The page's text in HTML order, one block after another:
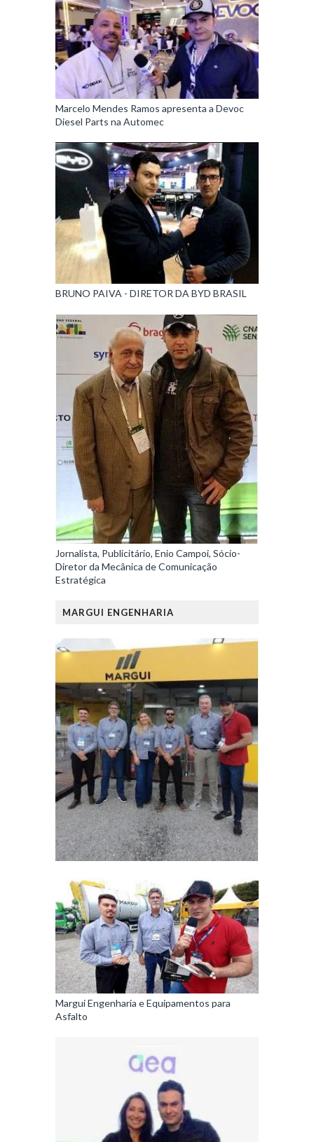
Marcelo Mendes Ramos apresenta a Devoc
Diesel Parts na Automec
BRUNO PAIVA - DIRETOR DA BYD BRASIL
Jornalista, Publicitário, Enio Campoi, Sócio-
Diretor da Mecânica de Comunicação
Estratégica
MARGUI ENGENHARIA
Margui Engenharia e Equipamentos para
Asfalto